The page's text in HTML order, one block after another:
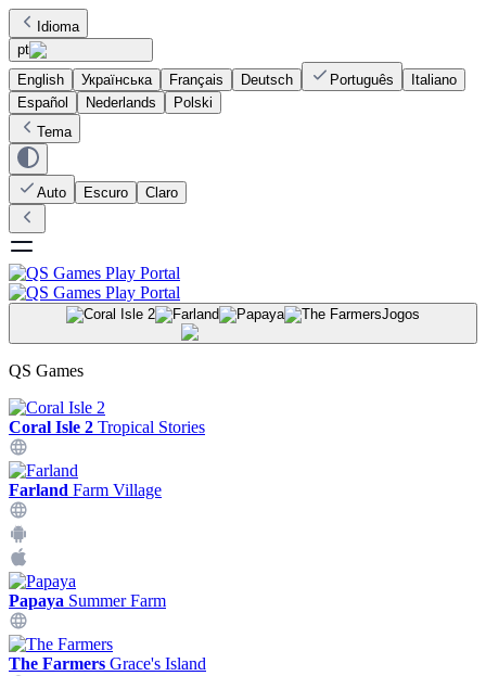
Idioma
pt
English
Українська Français Deutsch Português
Italiano
Español
Nederlands
Polski
Tema
Auto Escuro Claro
Jogos
QS Games
Coral Isle 2 Tropical Stories
Farland Farm Village
Papaya Summer Farm
The Farmers Grace's Island